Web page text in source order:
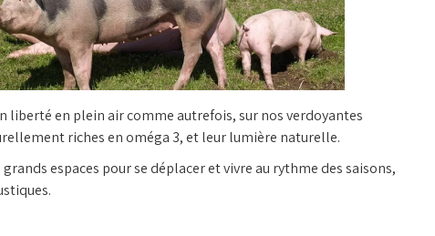
liberté en plein air comme autrefois, sur nos verdoyantes
riches en oméga 3, et leur lumière naturelle.
espaces pour se déplacer et vivre au rythme des saisons,